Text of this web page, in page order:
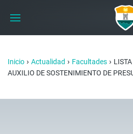
Inicio › Actualidad › Facultades ›
AUXILIO DE SOSTENIMIENTO DE